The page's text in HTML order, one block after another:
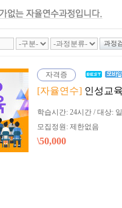
자격증
[자율연수] 인성교
학습시간: 24시간 / 대상:
모집정원: 제한없음
\50,000